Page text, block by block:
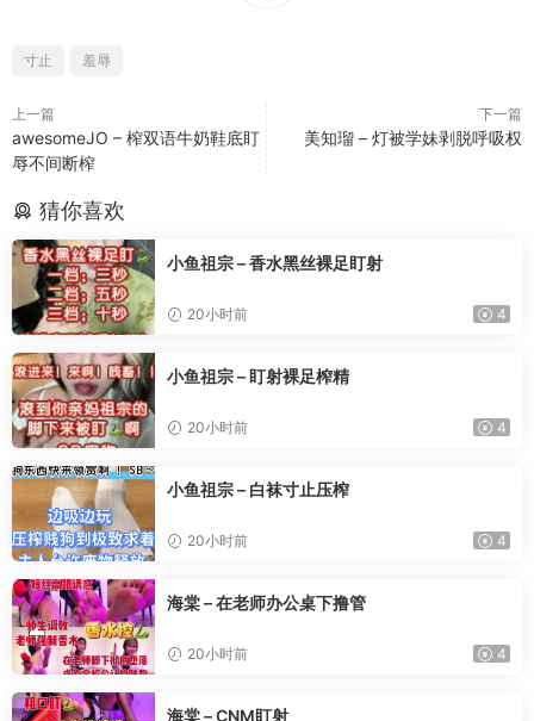
寸止 羞辱
上一篇
awesomeJO – 榨双语牛奶鞋底盯
辱不间断榨
下一篇
美知瑠 – 灯被学妹剥脱呼吸权
猜你喜欢
小鱼祖宗 – 香水黑丝裸足盯射
20小时前 4
小鱼祖宗 – 盯射裸足榨精
20小时前 4
小鱼祖宗 – 白袜寸止压榨
20小时前 4
海棠 – 在老师办公桌下撸管
20小时前 4
海棠 – CNM盯射